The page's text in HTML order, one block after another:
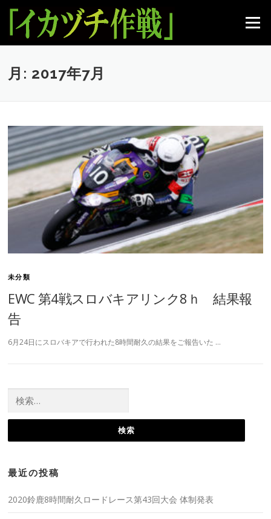
メニュー
月: 2017年7月
未分類
EWC 第4戦スロバキアリンク8ｈ 結果報
告
6月24日にスロバキアで行われた8時間耐久の結果をご報告いた …
索:
最近の投稿
2020鈴鹿8時間耐久ロードレース第43回大会 体制発表